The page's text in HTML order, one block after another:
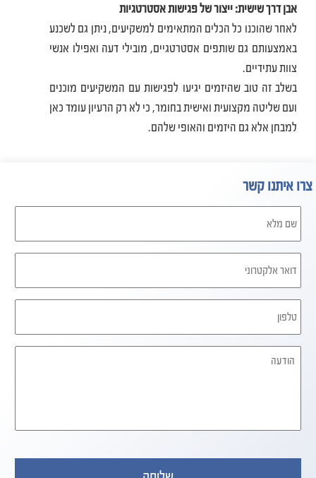
צרו איתנו קשר
אבן דרך שישית: ייצור של פגישות אסטרטגיות
לאחר שהוכנו כל הכלים המתאימים למשקיעים, ניתן גם לשכנע
באמצעותם גם שותפים אסטרטגיים, מובילי דעה ואפילו אנשי
צוות עתידיים.
בשלב זה טוב שהיזמים יגיעו לפגישות עם המשקיעים מוכנים
ועם שליטה מקצועית ואישית בחומר, כי לא רק הרעיון עומד כאן
למבחן אלא גם היזמים והאופי שלהם.